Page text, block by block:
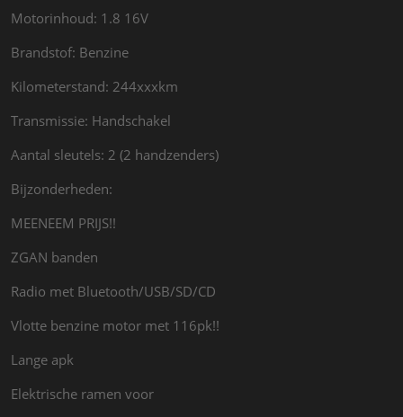
Motorinhoud: 1.8 16V
Brandstof: Benzine
Kilometerstand: 244xxxkm
Transmissie: Handschakel
Aantal sleutels: 2 (2 handzenders)
Bijzonderheden:
MEENEEM PRIJS!!
ZGAN banden
Radio met Bluetooth/USB/SD/CD
Vlotte benzine motor met 116pk!!
Lange apk
Elektrische ramen voor